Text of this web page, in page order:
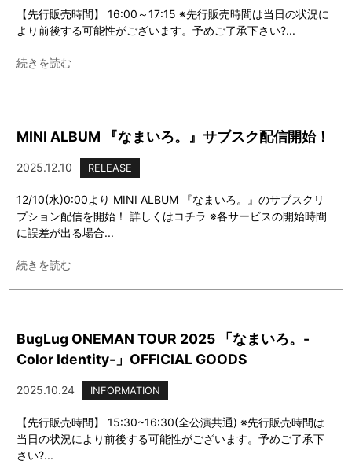
【先行販売時間】 16:00～17:15 ※先行販売時間は当日の状況に
より前後する可能性がございます。予めご了承下さい?...
続きを読む
MINI ALBUM 『なまいろ。』サブスク配信開始！
2025.12.10 RELEASE
12/10(水)0:00より MINI ALBUM 『なまいろ。』のサブスクリ
プション配信を開始！ 詳しくはコチラ ※各サービスの開始時間
に誤差が出る場合...
続きを読む
BugLug ONEMAN TOUR 2025 「なまいろ。-
Color Identity-」OFFICIAL GOODS
2025.10.24 INFORMATION
【先行販売時間】 15:30~16:30(全公演共通) ※先行販売時間は
当日の状況により前後する可能性がございます。予めご了承下
さい?...